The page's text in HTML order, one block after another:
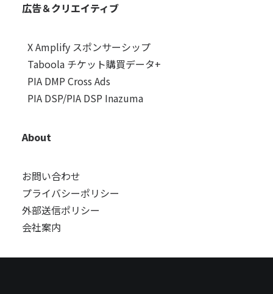
広告＆クリエイティブ
X Amplify スポンサーシップ
Taboola チケット購買データ+
PIA DMP Cross Ads
PIA DSP/PIA DSP Inazuma
About
お問い合わせ
プライバシーポリシー
外部送信ポリシー
会社案内